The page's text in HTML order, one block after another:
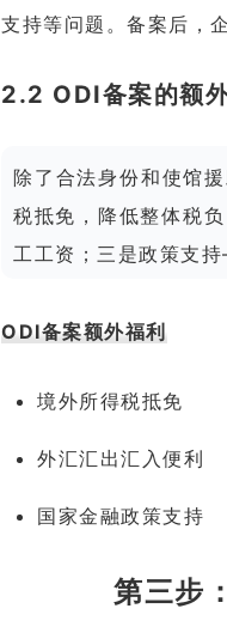
支持等问题。备案后，
2.2 ODI备案的额
除了合法身份和使馆
税抵免，降低整体税
工工资；三是政策支
ODI备案额外福利
境外所得税抵免
外汇汇出汇入便利
国家金融政策支持
第三步